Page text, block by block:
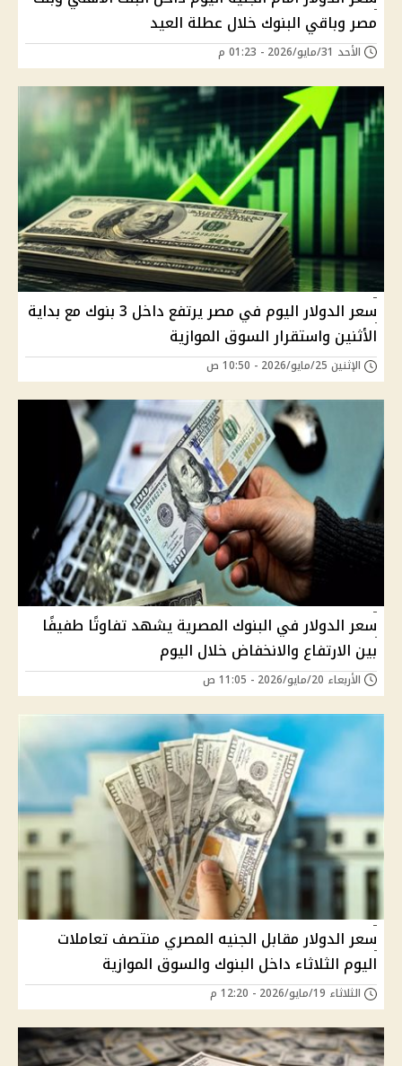
مصر وباقي البنوك خلال عطلة العيد
الأحد 31/مايو/2026 - 01:23 م
سعر الدولار اليوم في مصر يرتفع داخل 3 بنوك مع بداية
الأثنين واستقرار السوق الموازية
الإثنين 25/مايو/2026 - 10:50 ص
سعر الدولار في البنوك المصرية يشهد تفاوتًا طفيفًا
بين الارتفاع والانخفاض خلال اليوم
الأربعاء 20/مايو/2026 - 11:05 ص
سعر الدولار مقابل الجنيه المصري منتصف تعاملات
اليوم الثلاثاء داخل البنوك والسوق الموازية
الثلاثاء 19/مايو/2026 - 12:20 م